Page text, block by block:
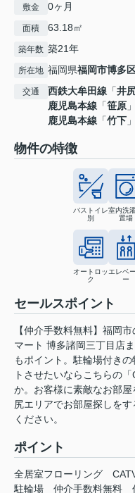
敷金 0ヶ月
面積 63.18㎡
築年数 築21年
所在地 福岡県福岡市博多
交通 西鉄大牟田線 「井
鹿児島本線 「笹原
鹿児島本線 「竹下
物件の特徴
バストイレ
別
室内洗
置場
オートロッ
ク
エレベ
ー
セールスポイント
【仲介手数料無料】福岡
マート 博多諸岡三丁目店
もポイント。駐輪場付き
トさせたいならこちらの
か。お客様に素敵なお部
尻エリアでお部屋探しを
ください。
ポイント
全居室フローリング
駐輪場
仲介手数料無料